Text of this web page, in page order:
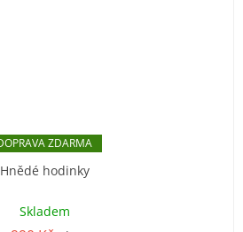
ZDARMA
Hnědé hodinky
hodnocení
produktu
Skladem